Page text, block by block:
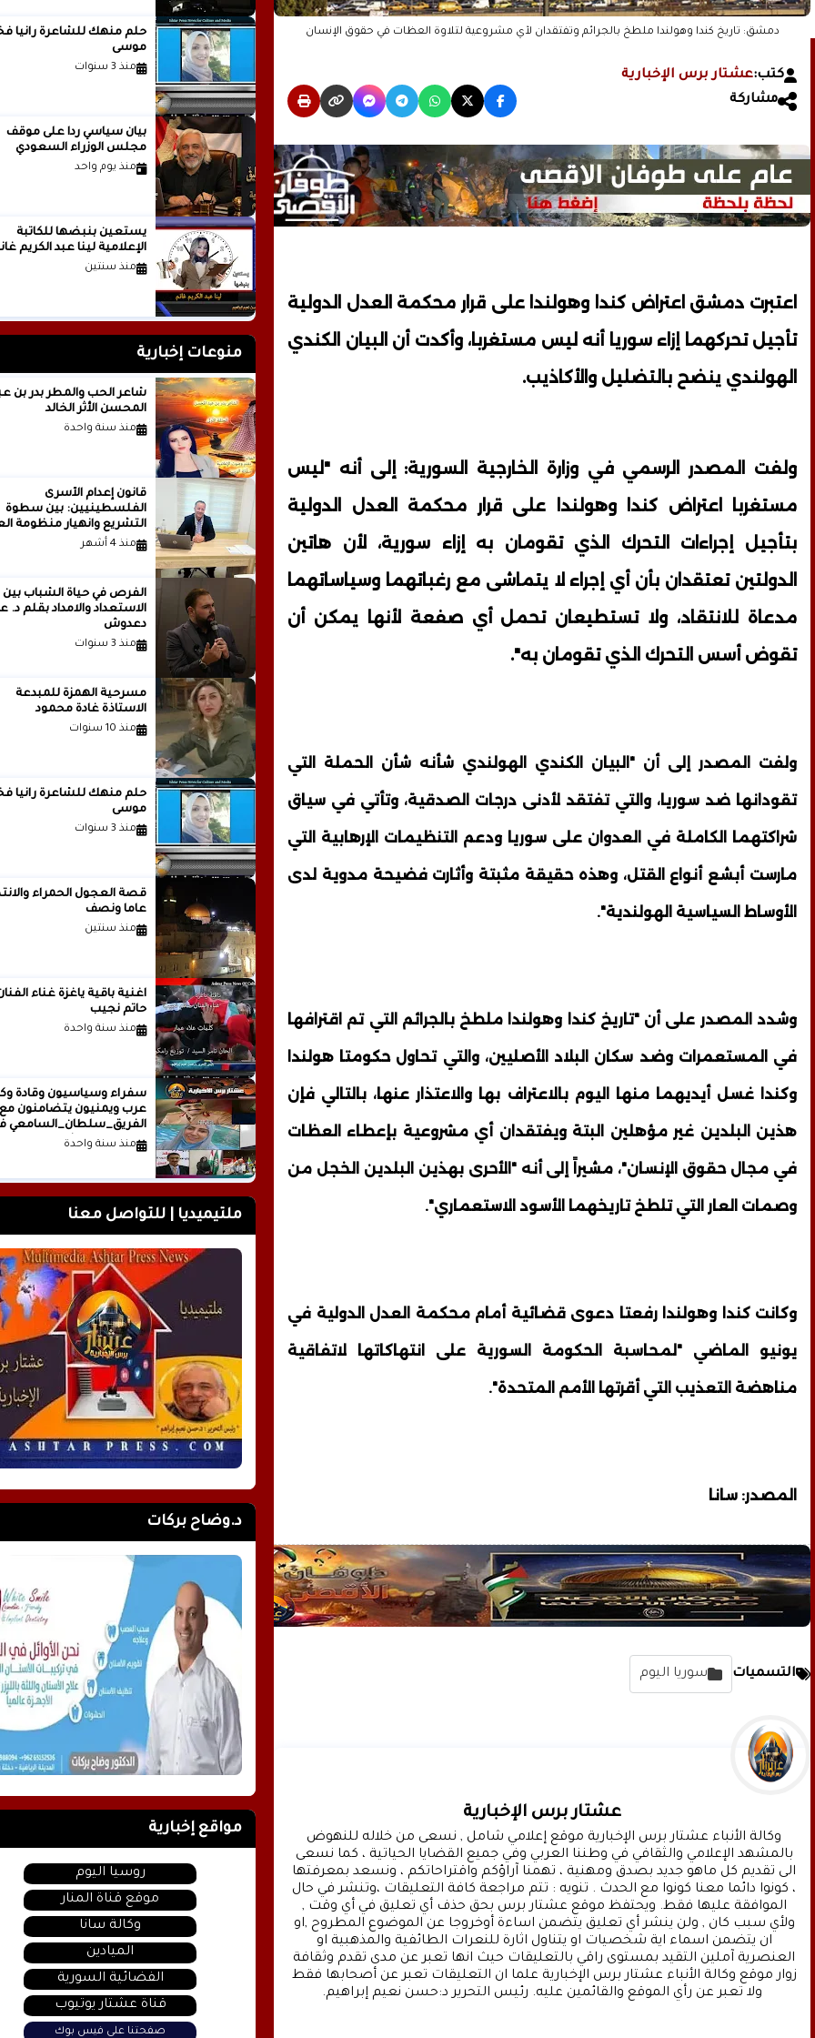
دمشق: تاريخ كندا وهولندا ملطخ بالجرائم وتفتقدان لأي مشروعية لتلاوة العظات في حقوق الإنسان
كتب:عشتار برس الإخبارية
مشاركة
اعتبرت دمشق اعتراض كندا وهولندا على قرار محكمة العدل الدولية
تأجيل تحركهما إزاء سوريا أنه ليس مستغربا، وأكدت أن البيان الكندي
الهولندي ينضح بالتضليل والأكاذيب.
ولفت المصدر الرسمي في وزارة الخارجية السورية: إلى أنه "ليس
مستغربا اعتراض كندا وهولندا على قرار محكمة العدل الدولية
بتأجيل إجراءات التحرك الذي تقومان به إزاء سورية، لأن هاتين
الدولتين تعتقدان بأن أي إجراء لا يتماشى مع رغباتهما وسياساتهما
مدعاة للانتقاد، ولا تستطيعان تحمل أي صفعة لأنها يمكن أن
تقوض أسس التحرك الذي تقومان به".
ولفت المصدر إلى أن "البيان الكندي الهولندي شأنه شأن الحملة التي
تقودانها ضد سوريا، والتي تفتقد لأدنى درجات الصدقية، وتأتي في سياق
شراكتهما الكاملة في العدوان على سوريا ودعم التنظيمات الإرهابية التي
مارست أبشع أنواع القتل، وهذه حقيقة مثبتة وأثارت فضيحة مدوية لدى
الأوساط السياسية الهولندية".
وشدد المصدر على أن "تاريخ كندا وهولندا ملطخ بالجرائم التي تم اقترافها
في المستعمرات وضد سكان البلاد الأصليين، والتي تحاول حكومتا هولندا
وكندا غسل أيديهما منها اليوم بالاعتراف بها والاعتذار عنها، بالتالي فإن
هذين البلدين غير مؤهلين البتة ويفتقدان أي مشروعية بإعطاء العظات
في مجال حقوق الإنسان"، مشيراً إلى أنه "الأحرى بهذين البلدين الخجل من
وصمات العار التي تلطخ تاريخهما الأسود الاستعماري".
وكانت كندا وهولندا رفعتا دعوى قضائية أمام محكمة العدل الدولية في
يونيو الماضي "لمحاسبة الحكومة السورية على انتهاكاتها لاتفاقية
مناهضة التعذيب التي أقرتها الأمم المتحدة".
المصدر: سانا
التسميات سوريا اليوم
عشتار برس الإخبارية
ولا تعبر عن رأي الموقع والقائمين عليه. رئيس التحرير د:حسن نعيم إبراهيم.
حلم منهك للشاعرة
موسى
منذ 3 سنوات
بيان سياسي رداً على موقف
مجلس الوزراء السعودي
منذ يوم واحد
يستعين بنبضها للكاتبة
الإعلامية لينا عبد الكريم غانم
منذ سنتين
منوعات إخبارية
شاعر الحب والمطر بدر
المحسن الأثر الخالد
منذ سنة واحدة
قانون إعدام الأسرى
الفلسطينيين: بين سطوة
التشريع وانهيار منظومة
الدولية...بقلم الدكتور وسيم
منذ 4 أشهر
الفرص في حياة الشباب بين
الاستعداد والامداد
دعدوش
منذ 3 سنوات
مسرحية الهمزة للمبدعة
الاستاذة غادة محمود
منذ 10 سنوات
حلم منهك للشاعرة
موسى
منذ 3 سنوات
قصة العجول الحمراء
عاما ونصف
منذ سنتين
اغنية باقية ياغزة غناء
حاتم نجيب
منذ سنة واحدة
سفراء وسياسيون وقادة
عرب ويمنيون يتضامنون مع
الفريق_سلطان_السامعي
وجه حملة التشويه.. تقرير
منذ سنة واحدة
ملتيميديا | للتواصل معنا
د.وضاح بركات
مواقع إخبارية
روسيا اليوم
موقع قناة المنار
وكالة سانا
الميادين
الفضائية السورية
قناة عشتار يوتيوب
صفحتنا على فيس بوك